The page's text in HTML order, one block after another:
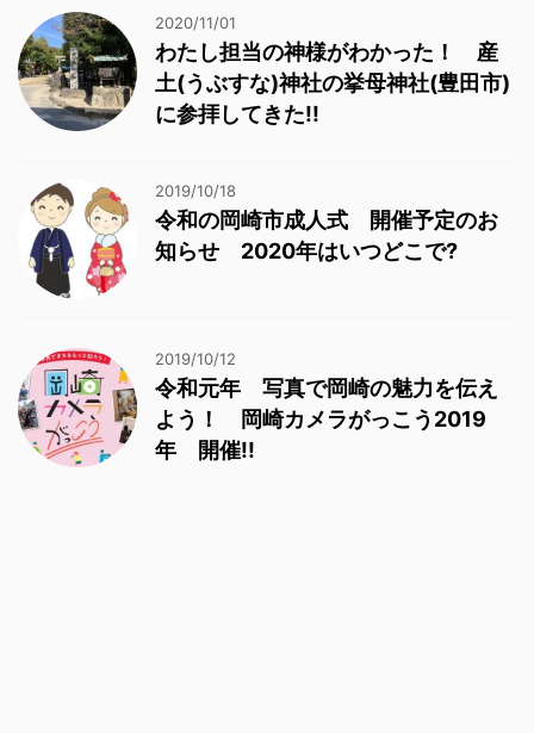
2020/11/01
わたし担当の神様がわかった！ 産
土(うぶすな)神社の挙母神社(豊田市)
に参拝してきた!!
2019/10/18
令和の岡崎市成人式 開催予定のお
知らせ 2020年はいつどこで?
2019/10/12
令和元年 写真で岡崎の魅力を伝え
よう！ 岡崎カメラがっこう2019
年 開催!!